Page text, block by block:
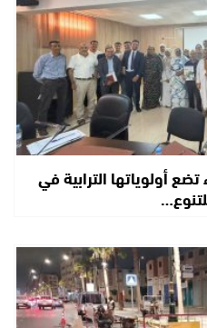
أولوياتها الترابية في